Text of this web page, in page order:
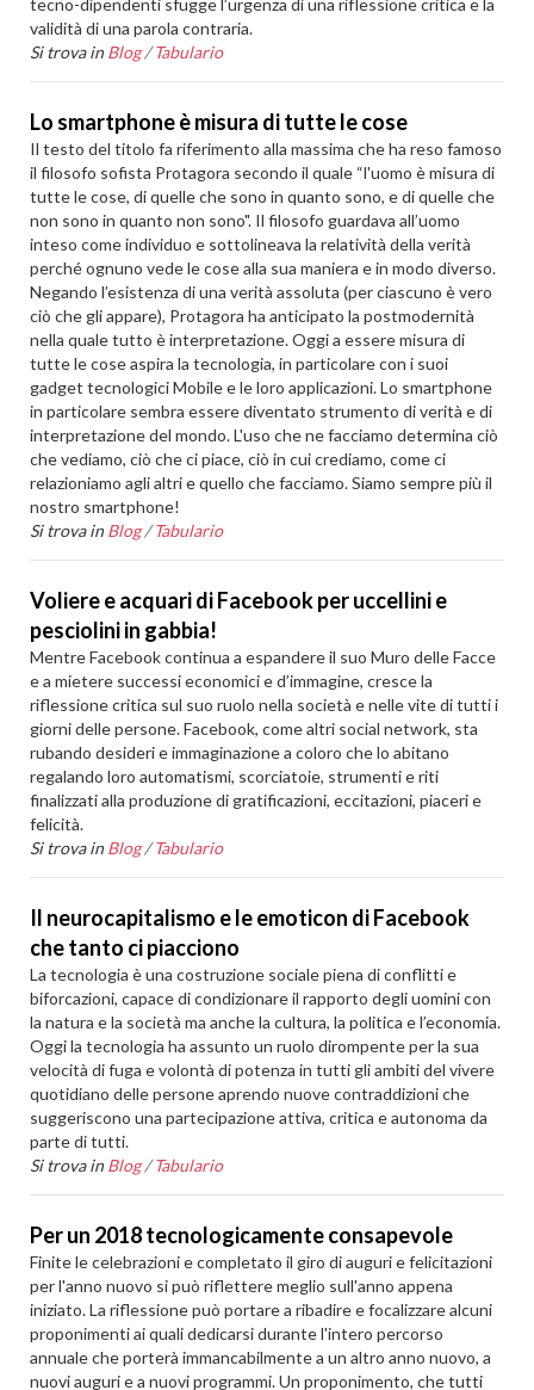
tecno-dipendenti sfugge l’urgenza di una riflessione critica e la
validità di una parola contraria.
Si trova in Blog /Tabulario
Lo smartphone è misura di tutte le cose
Il testo del titolo fa riferimento alla massima che ha reso famoso
il filosofo sofista Protagora secondo il quale “l'uomo è misura di
tutte le cose, di quelle che sono in quanto sono, e di quelle che
non sono in quanto non sono". Il filosofo guardava all’uomo
inteso come individuo e sottolineava la relatività della verità
perché ognuno vede le cose alla sua maniera e in modo diverso.
Negando l’esistenza di una verità assoluta (per ciascuno è vero
ciò che gli appare), Protagora ha anticipato la postmodernità
nella quale tutto è interpretazione. Oggi a essere misura di
tutte le cose aspira la tecnologia, in particolare con i suoi
gadget tecnologici Mobile e le loro applicazioni. Lo smartphone
in particolare sembra essere diventato strumento di verità e di
interpretazione del mondo. L'uso che ne facciamo determina ciò
che vediamo, ciò che ci piace, ciò in cui crediamo, come ci
relazioniamo agli altri e quello che facciamo. Siamo sempre più il
nostro smartphone!
Si trova in Blog /Tabulario
Voliere e acquari di Facebook per uccellini e
pesciolini in gabbia!
Mentre Facebook continua a espandere il suo Muro delle Facce
e a mietere successi economici e d’immagine, cresce la
riflessione critica sul suo ruolo nella società e nelle vite di tutti i
giorni delle persone. Facebook, come altri social network, sta
rubando desideri e immaginazione a coloro che lo abitano
regalando loro automatismi, scorciatoie, strumenti e riti
finalizzati alla produzione di gratificazioni, eccitazioni, piaceri e
felicità.
Si trova in Blog /Tabulario
Il neurocapitalismo e le emoticon di Facebook
che tanto ci piacciono
La tecnologia è una costruzione sociale piena di conflitti e
biforcazioni, capace di condizionare il rapporto degli uomini con
la natura e la società ma anche la cultura, la politica e l’economia.
Oggi la tecnologia ha assunto un ruolo dirompente per la sua
velocità di fuga e volontà di potenza in tutti gli ambiti del vivere
quotidiano delle persone aprendo nuove contraddizioni che
suggeriscono una partecipazione attiva, critica e autonoma da
parte di tutti.
Si trova in Blog /Tabulario
Per un 2018 tecnologicamente consapevole
Finite le celebrazioni e completato il giro di auguri e felicitazioni
per l'anno nuovo si può riflettere meglio sull'anno appena
iniziato. La riflessione può portare a ribadire e focalizzare alcuni
proponimenti ai quali dedicarsi durante l'intero percorso
annuale che porterà immancabilmente a un altro anno nuovo, a
nuovi auguri e a nuovi programmi. Un proponimento, che tutti